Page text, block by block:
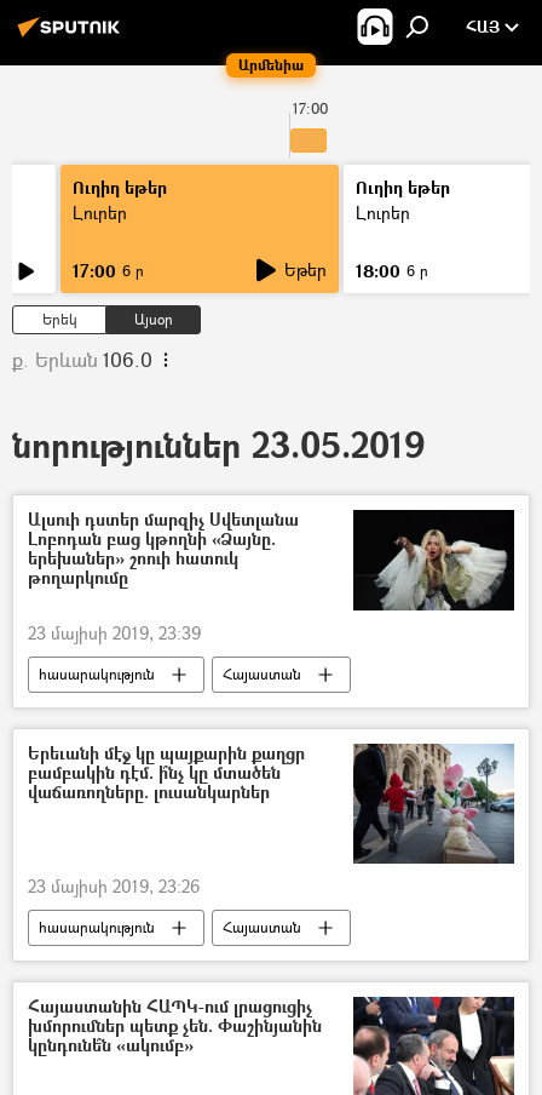
Արմենիա
ՀԱՅ
17:00
Ուղիղ եթեր
Լուրեր
17:00 6 ր Եթեր
Ուղիղ եթեր
Լուրեր
18:00 6 ր
Երեկ Այսօր
ք. Երևան 106.0
նորություններ 23.05.2019
Ալսուի դստեր մարզիչ Սվետլանա
Լոբոդան բաց կթողնի «Ձայնը.
երեխաներ» շոուի հատուկ
թողարկումը
23 մայիսի 2019, 23:39
հասարակություն
Հայաստան
Ռուսաստան
Աշխարհ
Երեւանի մէջ կը պայքարին քաղցր
բամբակին դէմ. ի՞նչ կը մտածեն
վաճառողները. լուսանկարներ
23 մայիսի 2019, 23:26
հասարակություն
Հայաստան
Երևանի քաղաքապետարան
Sputnik Արմենիան` արևմտահայերենով
Հայաստանին ՀԱՊԿ-ում լրացուցիչ
խմորումներ պետք չեն. Փաշինյանին
կընդունե՞ն «ակումբ»